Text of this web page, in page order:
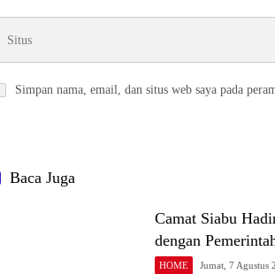
Simpan nama, email, dan situs web saya pada
Baca Juga
Camat Siabu
dengan
HOME Jumat, 7 Agustus